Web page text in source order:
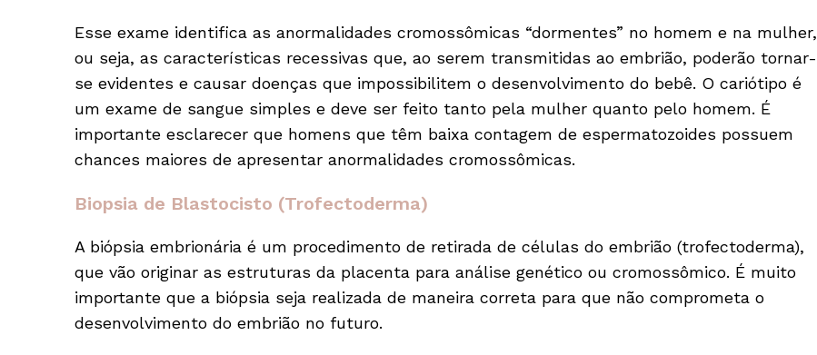
Esse exame identifica as anormalidades cromossômicas “dormentes” no homem e na mulher,
ou seja, as características recessivas que, ao serem transmitidas ao embrião, poderão tornar-
se evidentes e causar doenças que impossibilitem o desenvolvimento do bebê. O cariótipo é
um exame de sangue simples e deve ser feito tanto pela mulher quanto pelo homem. É
importante esclarecer que homens que têm baixa contagem de espermatozoides possuem
chances maiores de apresentar anormalidades cromossômicas.
Biopsia de Blastocisto (Trofectoderma)
A biópsia embrionária é um procedimento de retirada de células do embrião (trofectoderma),
que vão originar as estruturas da placenta para análise genético ou cromossômico. É muito
importante que a biópsia seja realizada de maneira correta para que não comprometa o
desenvolvimento do embrião no futuro.